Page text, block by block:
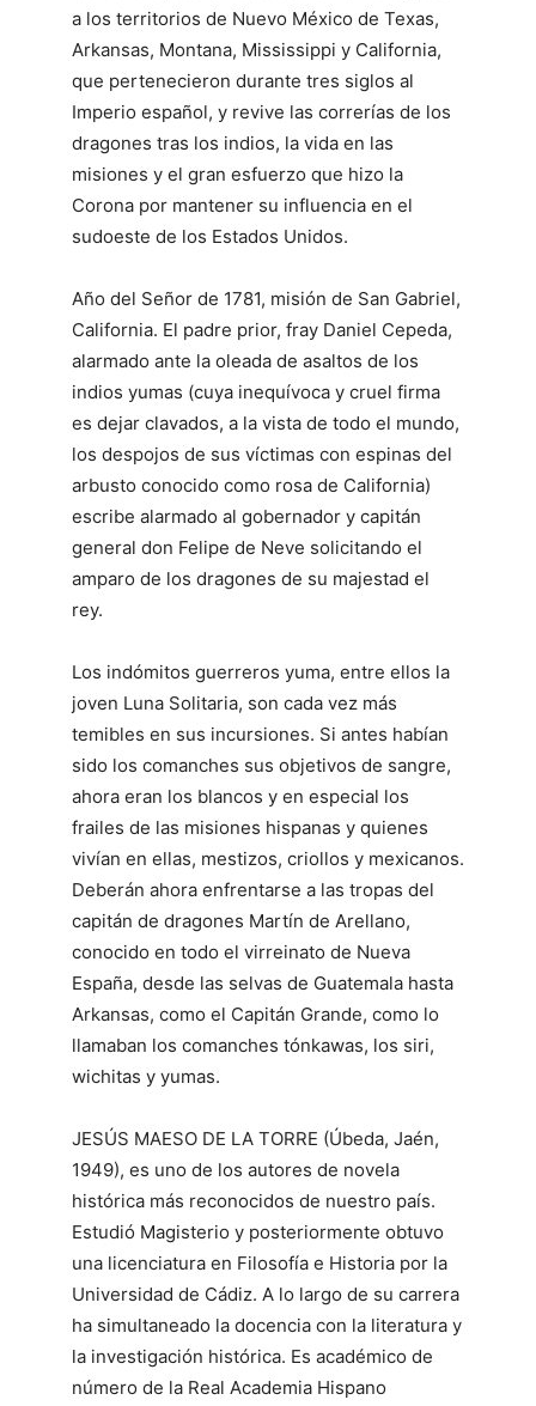
a los territorios de Nuevo México de Texas,
Arkansas, Montana, Mississippi y California,
que pertenecieron durante tres siglos al
Imperio español, y revive las correrías de los
dragones tras los indios, la vida en las
misiones y el gran esfuerzo que hizo la
Corona por mantener su influencia en el
sudoeste de los Estados Unidos.
Año del Señor de 1781, misión de San Gabriel,
California. El padre prior, fray Daniel Cepeda,
alarmado ante la oleada de asaltos de los
indios yumas (cuya inequívoca y cruel firma
es dejar clavados, a la vista de todo el mundo,
los despojos de sus víctimas con espinas del
arbusto conocido como rosa de California)
escribe alarmado al gobernador y capitán
general don Felipe de Neve solicitando el
amparo de los dragones de su majestad el
rey.
Los indómitos guerreros yuma, entre ellos la
joven Luna Solitaria, son cada vez más
temibles en sus incursiones. Si antes habían
sido los comanches sus objetivos de sangre,
ahora eran los blancos y en especial los
frailes de las misiones hispanas y quienes
vivían en ellas, mestizos, criollos y mexicanos.
Deberán ahora enfrentarse a las tropas del
capitán de dragones Martín de Arellano,
conocido en todo el virreinato de Nueva
España, desde las selvas de Guatemala hasta
Arkansas, como el Capitán Grande, como lo
llamaban los comanches tónkawas, los siri,
wichitas y yumas.
JESÚS MAESO DE LA TORRE (Úbeda, Jaén,
1949), es uno de los autores de novela
histórica más reconocidos de nuestro país.
Estudió Magisterio y posteriormente obtuvo
una licenciatura en Filosofía e Historia por la
Universidad de Cádiz. A lo largo de su carrera
ha simultaneado la docencia con la literatura y
la investigación histórica. Es académico de
número de la Real Academia Hispano